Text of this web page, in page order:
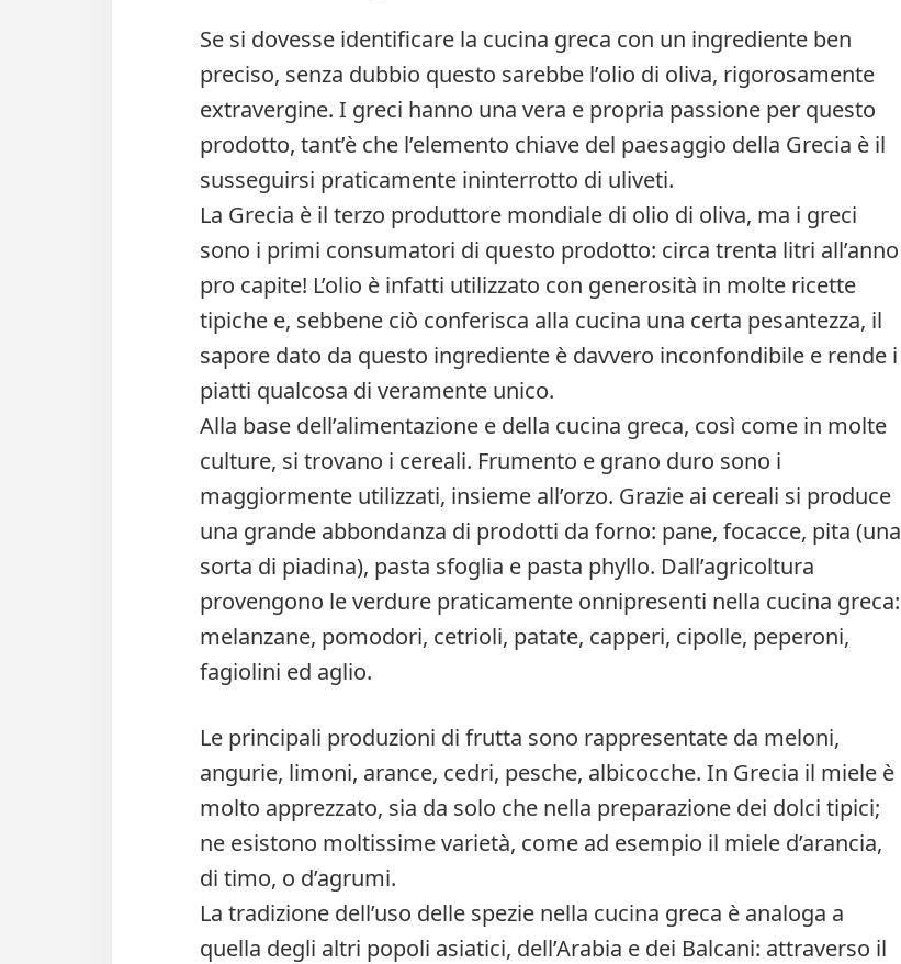
Se si dovesse identificare la cucina greca con un ingrediente ben
preciso, senza dubbio questo sarebbe l’olio di oliva, rigorosamente
extravergine. I greci hanno una vera e propria passione per questo
prodotto, tant’è che l’elemento chiave del paesaggio della Grecia è il
susseguirsi praticamente ininterrotto di uliveti.
La Grecia è il terzo produttore mondiale di olio di oliva, ma i greci
sono i primi consumatori di questo prodotto: circa trenta litri all’anno
pro capite! L’olio è infatti utilizzato con generosità in molte ricette
tipiche e, sebbene ciò conferisca alla cucina una certa pesantezza, il
sapore dato da questo ingrediente è davvero inconfondibile e rende i
piatti qualcosa di veramente unico.
Alla base dell’alimentazione e della cucina greca, così come in molte
culture, si trovano i cereali. Frumento e grano duro sono i
maggiormente utilizzati, insieme all’orzo. Grazie ai cereali si produce
una grande abbondanza di prodotti da forno: pane, focacce, pita (una
sorta di piadina), pasta sfoglia e pasta phyllo. Dall’agricoltura
provengono le verdure praticamente onnipresenti nella cucina greca:
melanzane, pomodori, cetrioli, patate, capperi, cipolle, peperoni,
fagiolini ed aglio.
Le principali produzioni di frutta sono rappresentate da meloni,
angurie, limoni, arance, cedri, pesche, albicocche. In Grecia il miele è
molto apprezzato, sia da solo che nella preparazione dei dolci tipici;
ne esistono moltissime varietà, come ad esempio il miele d’arancia,
di timo, o d’agrumi.
La tradizione dell’uso delle spezie nella cucina greca è analoga a
quella degli altri popoli asiatici, dell’Arabia e dei Balcani: attraverso il